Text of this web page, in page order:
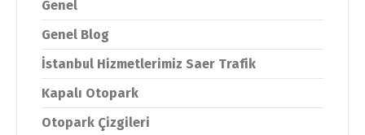
Genel
Genel Blog
İstanbul Hizmetlerimiz Saer Trafik
Kapalı Otopark
Otopark Çizgileri